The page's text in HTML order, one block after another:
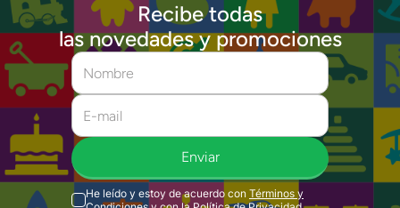
Recibe todas
las novedades y promociones
Enviar
He leído y estoy de acuerdo con Términos y